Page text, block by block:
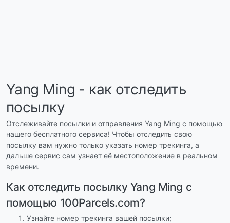
Yang Ming - как отследить
посылку
Отслеживайте посылки и отправления Yang Ming с помощью
нашего бесплатного сервиса! Чтобы отследить свою
посылку вам нужно только указать номер трекинга, а
дальше сервис сам узнает её местоположение в реальном
времени.
Как отследить посылку Yang Ming с
помощью 100Parcels.com?
Узнайте номер трекинга вашей посылки;